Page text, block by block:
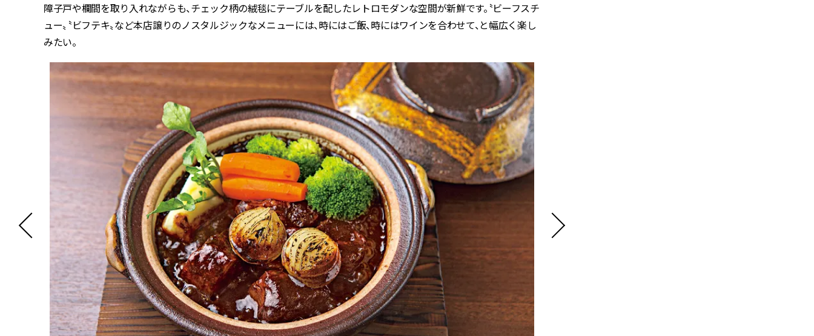
障子戸や欄間を取り入れながらも、チェック柄の絨毯にテーブルを配したレトロモダンな空間が新鮮です。〝ビーフスチ
ュー〟〝ビフテキ〟など本店譲りのノスタルジックなメニューには、時にはご飯、時にはワインを合わせて、と幅広く楽し
みたい。